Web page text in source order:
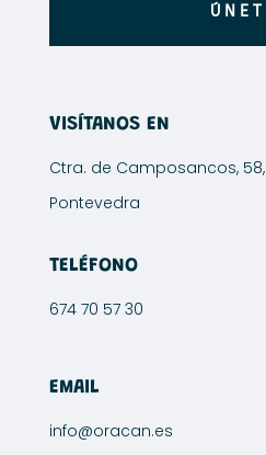
VISÍTANOS EN
Ctra. de Camposancos, 58,
Pontevedra
TELÉFONO
674 70 57 30
EMAIL
info@oracan.es